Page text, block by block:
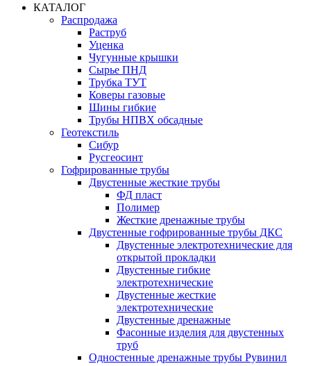
КАТАЛОГ
Распродажа
Раструб
Уценка
Чугунные крышки
Сырье ПНД
Трубка ТУТ
Коверы газовые
Шины гибкие
Трубы НПВХ обсадные
Геотекстиль
Сибур
Русгеосинт
Гофрированные трубы
Двустенные жесткие трубы
ФД пласт
Полимер
Жесткие дренажные трубы
Двустенные гофрированные трубы ДКС
Двустенные электротехнические для
открытой прокладки
Двустенные гибкие
электротехнические
Двустенные жесткие
электротехнические
Двустенные дренажные
Фасонные изделия для двустенных
труб
Одностенные дренажные трубы Рувинил